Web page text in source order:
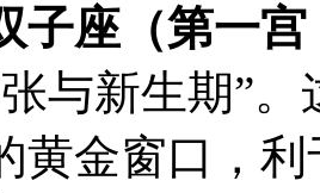
子座（第一宫
与新生期”
黄金窗口，